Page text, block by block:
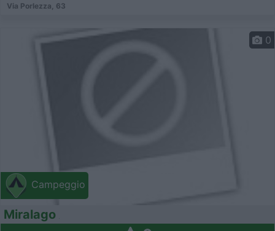
Via Porlezza, 63
Campeggio
0
Miralago